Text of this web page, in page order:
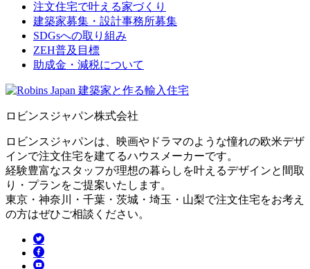
注文住宅で叶える家づくり
建築家募集・設計事務所募集
SDGsへの取り組み
ZEH普及目標
助成金・減税について
ロビンスジャパン株式会社
ロビンスジャパンは、映画やドラマのような憧れの欧米デザ
インで注文住宅を建てるハウスメーカーです。
経験豊富なスタッフが理想の暮らしを叶えるデザインと間取
り・プランをご提案いたします。
東京・神奈川・千葉・茨城・埼玉・山梨で注文住宅をお考え
の方はぜひご相談ください。